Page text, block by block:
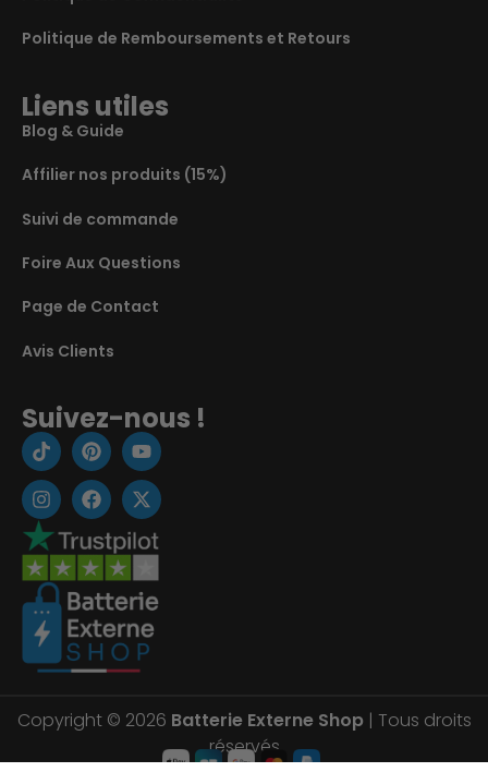
Politique de Remboursements et Retours
Liens utiles
Blog & Guide
Affilier nos produits (15%)
Suivi de commande
Foire Aux Questions
Page de Contact
Avis Clients
Suivez-nous !
Copyright © 2026 Batterie Externe Shop| Tous droits
réservés